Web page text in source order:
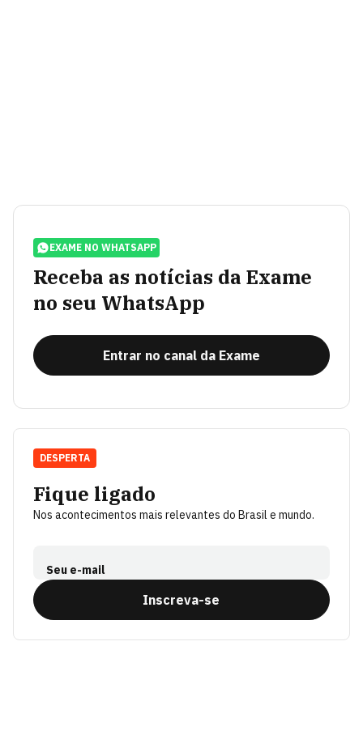
EXAME NO WHATSAPP
Receba as notícias da Exame
no seu WhatsApp
Entrar no canal da Exame
Fique ligado
Nos acontecimentos mais relevantes do Brasil e mundo.
Seu e-mail
Inscreva-se
DESPERTA